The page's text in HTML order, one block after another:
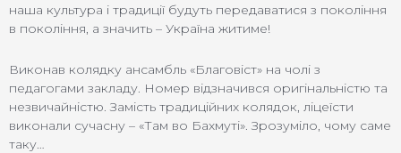
наша культура і традиції будуть передаватися з покоління
в покоління, а значить – Україна житиме!
Виконав колядку ансамбль «Благовіст» на чолі з
педагогами закладу. Номер відзначився оригінальністю та
незвичайністю. Замість традиційних колядок, ліцеїсти
виконали сучасну – «Там во Бахмуті». Зрозуміло, чому саме
таку…